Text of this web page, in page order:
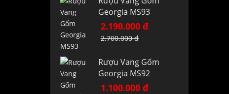
Georgia MS93
2.190.000 đ
2.700.000 đ
Rượu Vang Gốm
Georgia MS92
1.100.000 đ